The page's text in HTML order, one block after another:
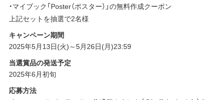
・マイブック「Poster（ポスター）」の無料作成クーポン
上記セットを抽選で2名様
キャンペーン期間
2025年5月13日(火)～5月26日(月)23:59
当選賞品の発送予定
2025年6月初旬
応募方法